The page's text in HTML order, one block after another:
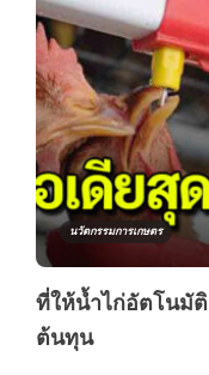
นวัตกรรมการเกษตร
ที่ให้น้ำไก่อัตโนมั
ต้นทุน